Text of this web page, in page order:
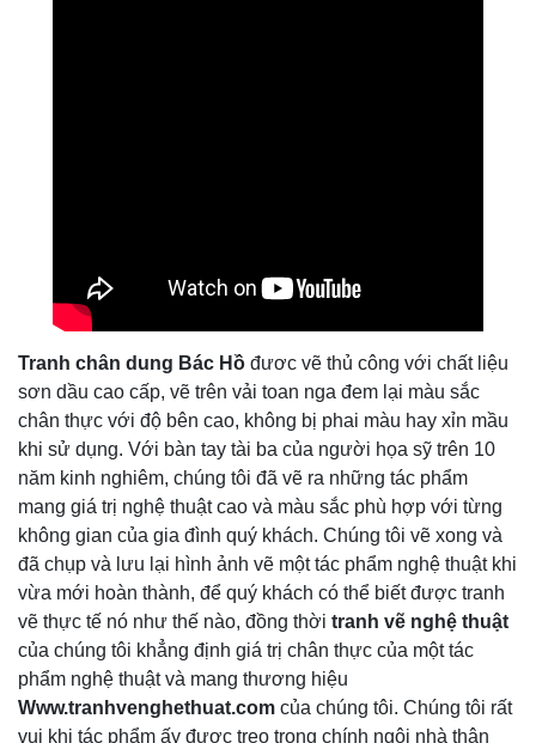
Tranh chân dung Bác Hồ đươc vẽ thủ công với chất liệu
sơn dầu cao cấp, vẽ trên vải toan nga đem lại màu sắc
chân thực với độ bên cao, không bị phai màu hay xỉn mầu
khi sử dụng. Với bàn tay tài ba của người họa sỹ trên 10
năm kinh nghiêm, chúng tôi đã vẽ ra những tác phẩm
mang giá trị nghệ thuật cao và màu sắc phù hợp với từng
không gian của gia đình quý khách. Chúng tôi vẽ xong và
đã chụp và lưu lại hình ảnh vẽ một tác phẩm nghệ thuật khi
vừa mới hoàn thành, để quý khách có thể biết được tranh
vẽ thực tế nó như thế nào, đồng thời tranh vẽ nghệ thuật
của chúng tôi khẳng định giá trị chân thực của một tác
phẩm nghệ thuật và mang thương hiệu
Www.tranhvenghethuat.com của chúng tôi. Chúng tôi rất
vui khi tác phẩm ấy được treo trong chính ngôi nhà thân